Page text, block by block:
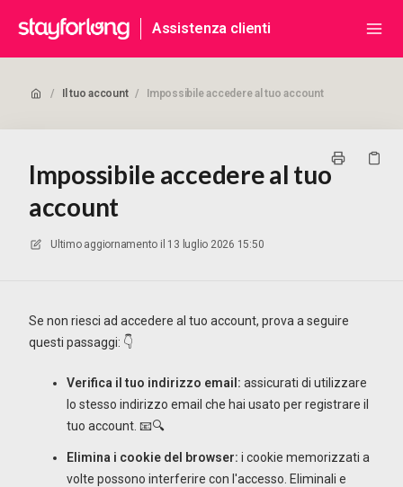
Assistenza clienti
/ Il tuo account / Impossibile accedere al tuo account
Impossibile accedere al tuo
account
Ultimo aggiornamento il 13 luglio 2026 15:50
Se non riesci ad accedere al tuo account, prova a seguire
questi passaggi: 👇
Verifica il tuo indirizzo email: assicurati di utilizzare
lo stesso indirizzo email che hai usato per registrare il
tuo account. 📧🔍
Elimina i cookie del browser: i cookie memorizzati a
volte possono interferire con l'accesso. Eliminali e